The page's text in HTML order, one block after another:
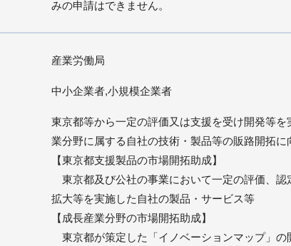
みの申請はできません。
産業労働局
中小企業者,小規模企業者
東京都等から一定の評価又は支援を受け開発等
業分野に属する自社の技術・製品等の販路開拓
【東京都支援製品の市場開拓助成】
東京都及び公社の事業において一定の評価、認
拡大等を実施した自社の製品・サービス等
【成長産業分野の市場開拓助成】
東京都が策定した「イノベーションマップ」の